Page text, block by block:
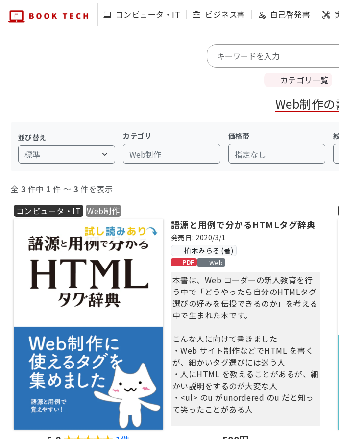
コンピュータ・IT ビジネス書 自己啓発書
カテゴリ一覧
Web制作
並び替え カテゴリ
Web制作
価格帯
指定なし
全 3 件中 1 件 〜3 件を表示
コンピュータ・IT Web制作
語源と用例で分かるHTMLタグ辞典
発売日: 2020/3/1
柏木みらる (著)
PDF Web
本書は、Web コーダーの新人教育を行
う中で「どうやったら自分のHTMLタグ
選びの好みを伝授できるのか」を考える
中で生まれた本です。
こんな人に向けて書きました
・Web サイト制作などでHTML を書く
が、細かいタグ選びには迷う人
・人にHTML を教えることがあるが、細
かい説明をするのが大変な人
・<ul> のu がunordered のu だと知っ
て笑ったことがある人